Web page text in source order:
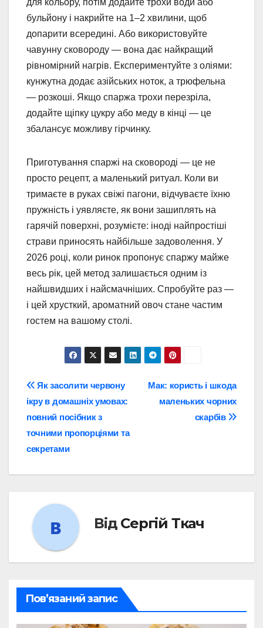
для кольору, потім додайте трохи води або
бульйону і накрийте на 1–2 хвилини, щоб
допарити всередині. Або використовуйте
чавунну сковороду — вона дає найкращий
рівномірний нагрів. Експериментуйте з оліями:
кунжутна додає азійських ноток, а трюфельна
— розкоші. Якщо спаржа трохи перезріла,
додайте щіпку цукру або меду в кінці — це
збалансує можливу гірчинку.
Приготування спаржі на сковороді — це не
просто рецепт, а маленький ритуал. Коли ви
тримаєте в руках свіжі пагони, відчуваєте їхню
пружність і уявляєте, як вони зашиплять на
гарячій поверхні, розумієте: іноді найпростіші
страви приносять найбільше задоволення. У
2026 році, коли ринок пропонує спаржу майже
весь рік, цей метод залишається одним із
найшвидших і найсмачніших. Спробуйте раз —
і цей хрусткий, ароматний овоч стане частим
гостем на вашому столі.
Навігація
записів
Мак: користь і шкода
маленьких чорних
скарбів
Як засолити червону
ікру в домашніх умовах:
повний посібник з
точними пропорціями та
секретами
Від Сергій Ткач
Пов’язаний запис